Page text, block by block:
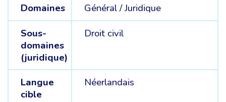
Domaines Général /Juridique
Sous-
domaines
(juridique)
Droit civil
Langue
cible
Néerlandais